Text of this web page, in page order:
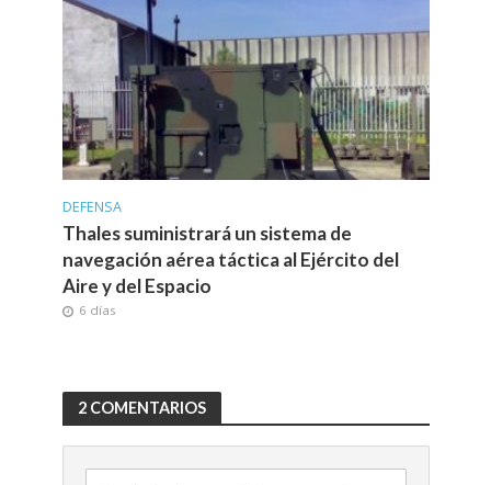
DEFENSA
Thales suministrará un sistema de
navegación aérea táctica al Ejército del
Aire y del Espacio
6 días
2 COMENTARIOS